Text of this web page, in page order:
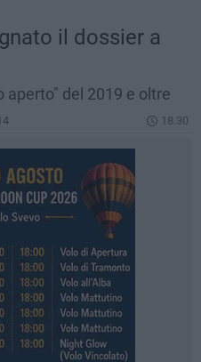
il dossier a
aperto" del 2019 e oltre
18.30